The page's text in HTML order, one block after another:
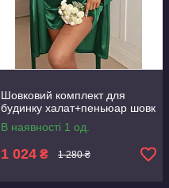
Шовковий комплект для
будинку халат+пеньюар шовк
В наявності 1 од.
1 024 ₴ 1 280 ₴